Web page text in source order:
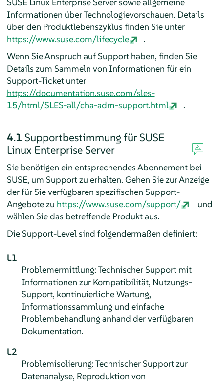
Informationen über Technologievorschauen. Details
über den Produktlebenszyklus finden Sie unter
https://www.suse.com/lifecycle
.
Wenn Sie Anspruch auf Support haben, finden Sie
Details zum Sammeln von Informationen für ein
Support-Ticket unter
https://documentation.suse.com/sles-
15/html/SLES-all/cha-adm-support.html
.
4.1 Supportbestimmung fürSUSE
Linux Enterprise Server
Sie benötigen ein entsprechendes Abonnement bei
SUSE, um Support zu erhalten. Gehen Sie zur Anzeige
der für Sie verfügbaren spezifischen Support-
Angebote zu https://www.suse.com/support/
und
wählen Sie das betreffende Produkt aus.
Die Support-Level sind folgendermaßen definiert:
L1
Problemermittlung: Technischer Support mit
Informationen zur Kompatibilität, Nutzungs-
Support, kontinuierliche Wartung,
Informationssammlung und einfache
Problembehandlung anhand der verfügbaren
Dokumentation.
L2
Problemisolierung: Technischer Support zur
Datenanalyse, Reproduktion von